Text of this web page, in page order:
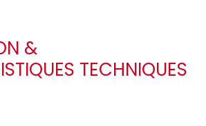
&
TECHNIQUES